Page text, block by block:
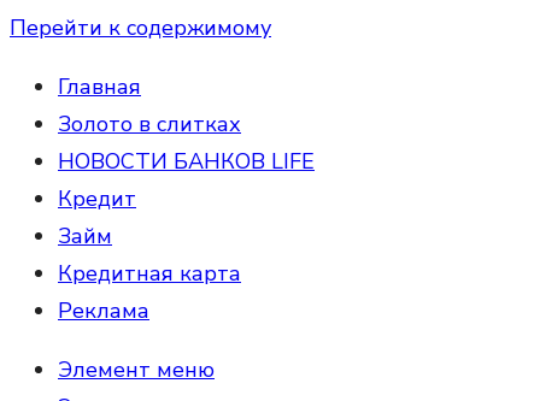
Перейти к содержимому
Главная
Золото в слитках
НОВОСТИ БАНКОВ LIFE
Кредит
Займ
Кредитная карта
Реклама
Элемент меню